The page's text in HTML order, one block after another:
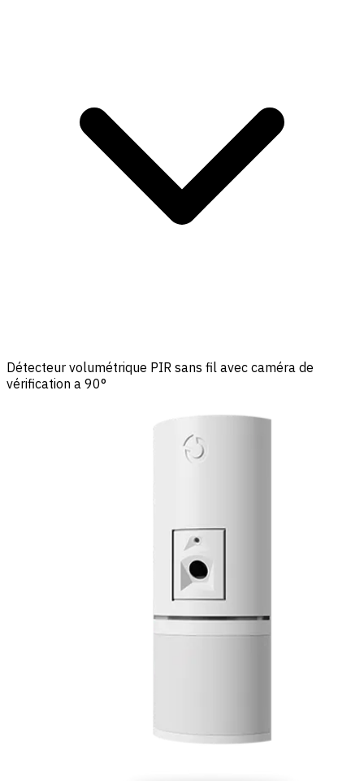
Détecteur volumétrique PIR sans fil avec caméra de
vérification a 90°